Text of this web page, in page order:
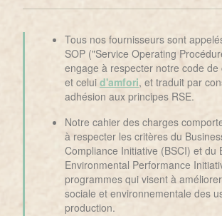
Tous nos fournisseurs sont
SOP ("Service Operating
engage à respecter notre code de
et celui d'amfori, et traduit par
adhésion aux principes RSE.
Notre cahier des charges
à respecter les critères du
Compliance Initiative (BSCI) et du
Environmental Performance
programmes qui visent à
sociale et environnementale des
production.